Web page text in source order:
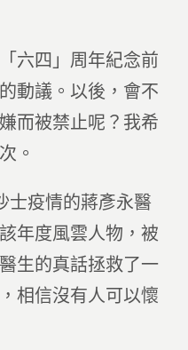
六四」周年紀念前
動議。以後，會不
而被禁止呢？我希
。
士疫情的蔣彥永醫
年度風雲人物，被
生的真話拯救了一
相信沒有人可以懷